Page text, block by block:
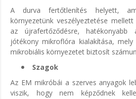
A durva fertőtlenítés helyett,
környezetünk veszélyeztetése
az újrafertőződésre,
jótékony mikroflóra kialakítása,
mikrobiális környezetet biztosít
Szagok
Az EM mikróbái a szerves anyagok
viszik, hogy nem képződnek